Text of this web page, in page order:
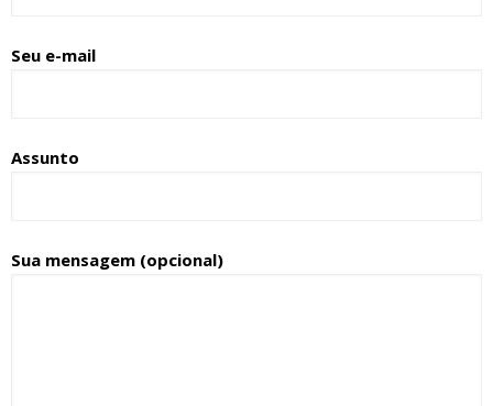
Seu e-mail
Assunto
Sua mensagem (opcional)